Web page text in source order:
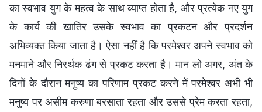
का स्वभाव युग के महत्व के साथ व्याप्त होता है, और प्रत्येक नए युग
के कार्य की खातिर उसके स्वभाव का प्रकटन और प्रदर्शन
अभिव्यक्त किया जाता है। ऐसा नहीं है कि परमेश्वर अपने स्वभाव को
मनमाने और निरर्थक ढंग से प्रकट करता है। मान लो अगर, अंत के
दिनों के दौरान मनुष्य का परिणाम प्रकट करने में परमेश्वर अभी भी
मनुष्य पर असीम करुणा बरसाता रहता और उससे प्रेम करता रहता,